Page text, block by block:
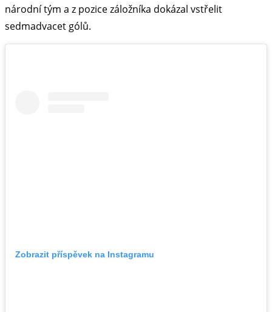
národní tým a z pozice záložníka dokázal vstřelit
sedmadvacet gólů.
Zobrazit příspěvek na Instagramu